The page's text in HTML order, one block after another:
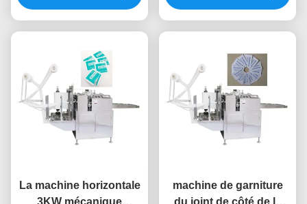
d'alcool 3KW
coton faisant la
La machine horizontale
machine de garniture